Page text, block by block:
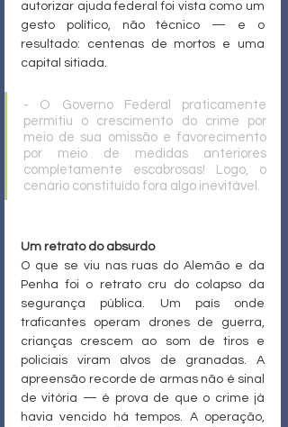
autorizar ajuda federal foi vista como um
gesto político, não técnico — e o
resultado: centenas de mortos e uma
capital sitiada.
- O Governo Federal praticamente
permitiu o crescimento do crime por
meio de sua omissão e favorecimento
por meio de medidas anteriores
completamente escabrosas! Logo, o
cenário constituído fora algo inevitável.
Um retrato do absurdo
O que se viu nas ruas do Alemão e da
Penha foi o retrato cru do colapso da
segurança pública. Um país onde
traficantes operam drones de guerra,
crianças crescem ao som de tiros e
policiais viram alvos de granadas. A
apreensão recorde de armas não é sinal
de vitória — é prova de que o crime já
havia vencido há tempos. A operação,